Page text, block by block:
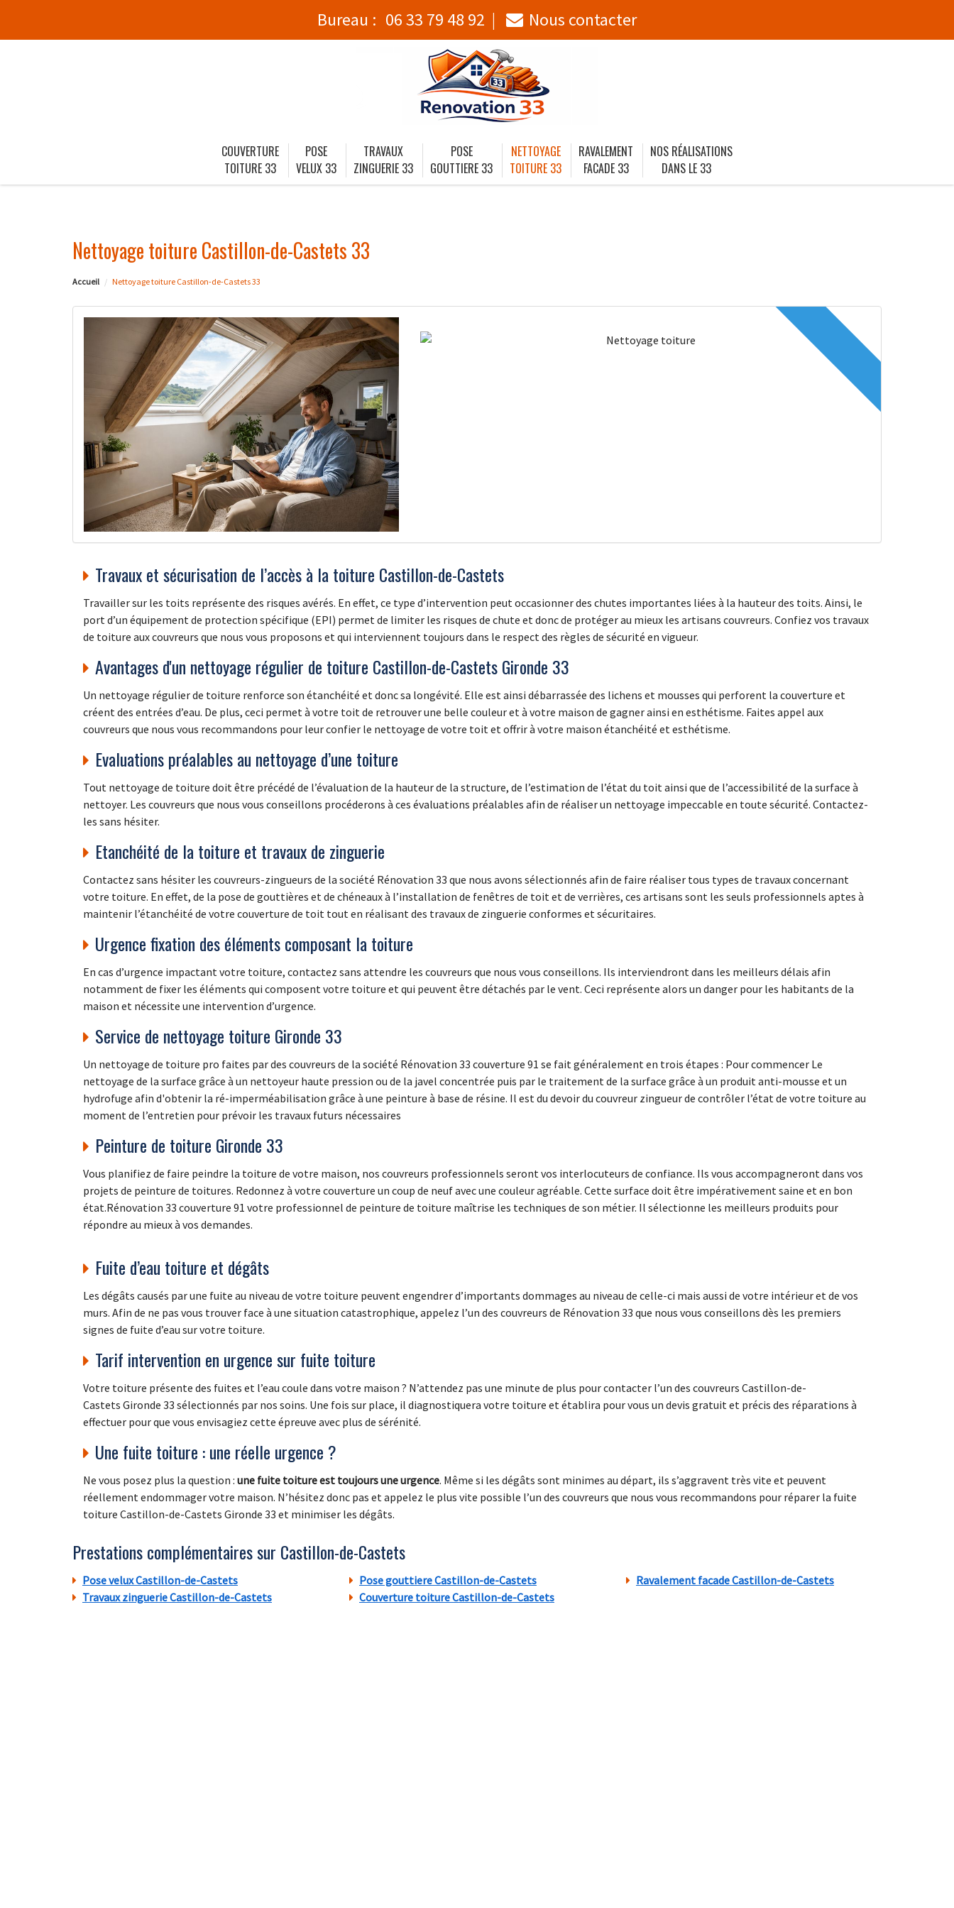
Bureau : 06 33 79 48 92 Nous contacter
COUVERTURE
TOITURE 33
POSE
VELUX 33
TRAVAUX
ZINGUERIE 33
POSE
GOUTTIERE 33
NETTOYAGE
TOITURE 33
RAVALEMENT
FACADE 33
NOS RÉALISATIONS
DANS LE 33
Nettoyage toiture Castillon-de-Castets 33
Accueil Nettoyage toiture Castillon-de-Castets 33
Travaux et sécurisation de l’accès à la toiture Castillon-de-Castets
Travailler sur les toits représente des risques avérés. En effet, ce type d’intervention peut occasionner des chutes importantes liées à la hauteur des toits. Ainsi, le
port d’un équipement de protection spécifique (EPI) permet de limiter les risques de chute et donc de protéger au mieux les artisans couvreurs. Confiez vos travaux
de toiture aux couvreurs que nous vous proposons et qui interviennent toujours dans le respect des règles de sécurité en vigueur.
Avantages d'un nettoyage régulier de toiture Castillon-de-Castets Gironde 33
Un nettoyage régulier de toiture renforce son étanchéité et donc sa longévité. Elle est ainsi débarrassée des lichens et mousses qui perforent la couverture et
créent des entrées d’eau. De plus, ceci permet à votre toit de retrouver une belle couleur et à votre maison de gagner ainsi en esthétisme. Faites appel aux
couvreurs que nous vous recommandons pour leur confier le nettoyage de votre toit et offrir à votre maison étanchéité et esthétisme.
Evaluations préalables au nettoyage d’une toiture
Tout nettoyage de toiture doit être précédé de l’évaluation de la hauteur de la structure, de l’estimation de l’état du toit ainsi que de l’accessibilité de la surface à
nettoyer. Les couvreurs que nous vous conseillons procéderons à ces évaluations préalables afin de réaliser un nettoyage impeccable en toute sécurité. Contactez-
les sans hésiter.
Etanchéité de la toiture et travaux de zinguerie
Contactez sans hésiter les couvreurs-zingueurs de la société Rénovation 33 que nous avons sélectionnés afin de faire réaliser tous types de travaux concernant
votre toiture. En effet, de la pose de gouttières et de chéneaux à l’installation de fenêtres de toit et de verrières, ces artisans sont les seuls professionnels aptes à
maintenir l’étanchéité de votre couverture de toit tout en réalisant des travaux de zinguerie conformes et sécuritaires.
Urgence fixation des éléments composant la toiture
En cas d’urgence impactant votre toiture, contactez sans attendre les couvreurs que nous vous conseillons. Ils interviendront dans les meilleurs délais afin
notamment de fixer les éléments qui composent votre toiture et qui peuvent être détachés par le vent. Ceci représente alors un danger pour les habitants de la
maison et nécessite une intervention d’urgence.
Service de nettoyage toiture Gironde 33
Un nettoyage de toiture pro faites par des couvreurs de la société Rénovation 33 couverture 91 se fait généralement en trois étapes : Pour commencer Le
nettoyage de la surface grâce à un nettoyeur haute pression ou de la javel concentrée puis par le traitement de la surface grâce à un produit anti-mousse et un
hydrofuge afin d'obtenir la ré-imperméabilisation grâce à une peinture à base de résine. Il est du devoir du couvreur zingueur de contrôler l’état de votre toiture au
moment de l’entretien pour prévoir les travaux futurs nécessaires
Peinture de toiture Gironde 33
Vous planifiez de faire peindre la toiture de votre maison, nos couvreurs professionnels seront vos interlocuteurs de confiance. Ils vous accompagneront dans vos
projets de peinture de toitures. Redonnez à votre couverture un coup de neuf avec une couleur agréable. Cette surface doit être impérativement saine et en bon
état.Rénovation 33 couverture 91 votre professionnel de peinture de toiture maîtrise les techniques de son métier. Il sélectionne les meilleurs produits pour
répondre au mieux à vos demandes.
Fuite d’eau toiture et dégâts
Les dégâts causés par une fuite au niveau de votre toiture peuvent engendrer d’importants dommages au niveau de celle-ci mais aussi de votre intérieur et de vos
murs. Afin de ne pas vous trouver face à une situation catastrophique, appelez l’un des couvreurs de Rénovation 33 que nous vous conseillons dès les premiers
signes de fuite d’eau sur votre toiture.
Tarif intervention en urgence sur fuite toiture
Votre toiture présente des fuites et l’eau coule dans votre maison ? N’attendez pas une minute de plus pour contacter l’un des couvreurs Castillon-de-
Castets Gironde 33 sélectionnés par nos soins. Une fois sur place, il diagnostiquera votre toiture et établira pour vous un devis gratuit et précis des réparations à
effectuer pour que vous envisagiez cette épreuve avec plus de sérénité.
Une fuite toiture : une réelle urgence ?
Ne vous posez plus la question : une fuite toiture est toujours une urgence. Même si les dégâts sont minimes au départ, ils s’aggravent très vite et peuvent
réellement endommager votre maison. N’hésitez donc pas et appelez le plus vite possible l’un des couvreurs que nous vous recommandons pour réparer la fuite
toiture Castillon-de-Castets Gironde 33 et minimiser les dégâts.
Prestations complémentaires sur Castillon-de-Castets
Pose velux Castillon-de-Castets
Travaux zinguerie Castillon-de-Castets
Pose gouttiere Castillon-de-Castets
Couverture toiture Castillon-de-Castets
Ravalement facade Castillon-de-Castets